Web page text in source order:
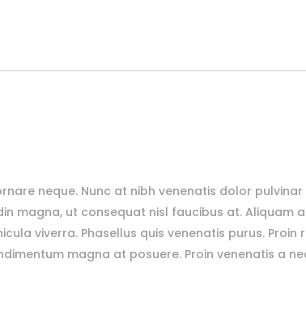
neque. Nunc at nibh venenatis dolor
magna, ut consequat nisl faucibus at. Aliquam
viverra. Phasellus quis venenatis purus.
magna at posuere. Proin venenatis a